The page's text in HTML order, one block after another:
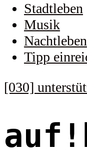
Stadtleben
Musik
Nachtleben
Tipp
[030]